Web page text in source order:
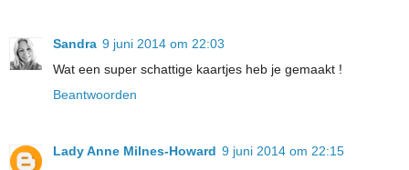
Sandra 9 juni 2014 om 22:03
Wat een super schattige kaartjes heb je gemaakt !
Beantwoorden
Lady Anne Milnes-Howard 9 juni 2014 om 22:15